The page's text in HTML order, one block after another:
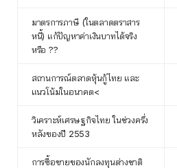
มาตรการภาษี (ในตลาดตราสาร
หนี้) แก้ปัญหาค่าเงินบาทได้จริง
หรือ ??
สถานการณ์ตลาดหุ้นกู้ไทย และ
แนวโน้มในอนาคต<
วิเคราะห์เศรษฐกิจไทย ในช่วงครึ่ง
หลังของปี 2553
การซื้อขายของนักลงทุนต่างชาติ